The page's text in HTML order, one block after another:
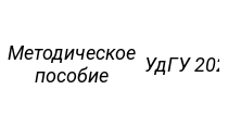
Методическое
пособие
УдГУ